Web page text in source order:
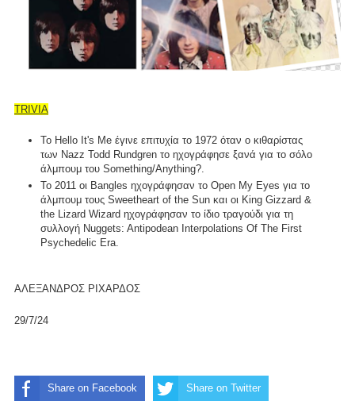
TRIVIA
Το Hello It's Me έγινε επιτυχία το 1972 όταν ο κιθαρίστας
των Nazz Todd Rundgren το ηχογράφησε ξανά για το σόλο
άλμπουμ του Something/Anything?.
Το 2011 οι Bangles ηχογράφησαν το Open My Eyes για το
άλμπουμ τους Sweetheart of the Sun και οι King Gizzard &
the Lizard Wizard ηχογράφησαν το ίδιο τραγούδι για τη
συλλογή Nuggets: Antipodean Interpolations Of The First
Psychedelic Era.
ΑΛΕΞΑΝΔΡΟΣ ΡΙΧΑΡΔΟΣ
29/7/24
Share on Facebook Share on Twitter